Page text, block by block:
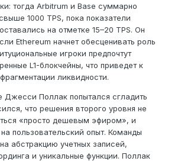
тогда Arbitrum и Base суммарно
1000 TPS, пока показатели
на отметке 15–20 TPS. Он
Ethereum начнет обесценивать роль
игроки предпочтут
L1-блокчейны, что приведет к
ликвидности.
Джесси Поллак попытался сгладить
что решения второго уровня не
«просто дешевым эфиром», и
пользовательский опыт. Команды
абстракцию учетных записей,
и уникальные функции. Поллак